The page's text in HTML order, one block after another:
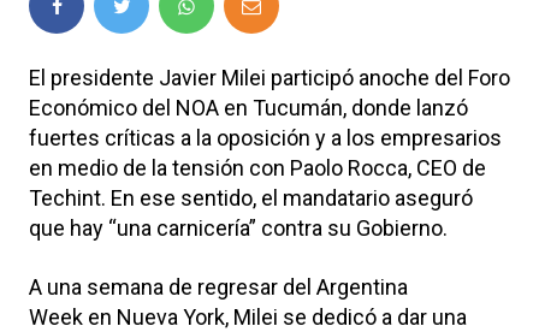
El presidente Javier Milei participó anoche del Foro
Económico del NOA en Tucumán, donde lanzó
fuertes críticas a la oposición y a los empresarios
en medio de la tensión con Paolo Rocca, CEO de
Techint. En ese sentido, el mandatario aseguró
que hay “una carnicería” contra su Gobierno.
A una semana de regresar del Argentina
Week en Nueva York, Milei se dedicó a dar una